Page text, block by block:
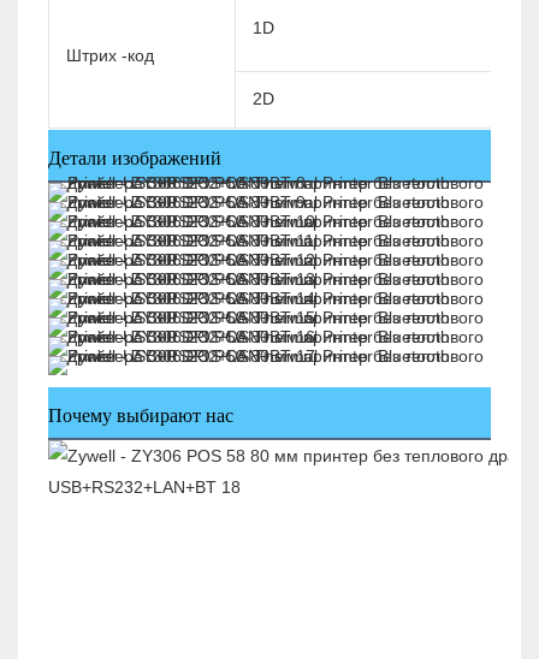
Штрих -код
1D
2D
Детали изображений
Почему выбирают нас